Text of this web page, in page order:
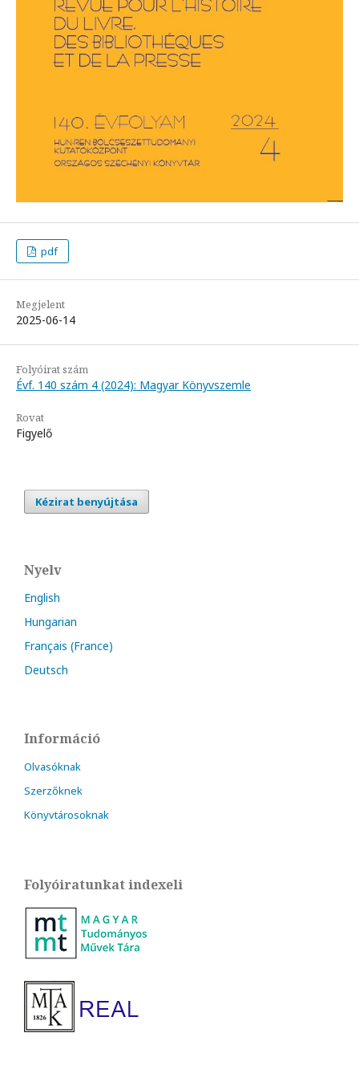
pdf
Megjelent
2025-06-14
Folyóirat szám
Évf. 140 szám 4 (2024): Magyar Könyvszemle
Rovat
Figyelő
Kézirat benyújtása
Nyelv
English
Hungarian
Français (France)
Deutsch
Információ
Olvasóknak
Szerzőknek
Könyvtárosoknak
Folyóiratunkat indexeli